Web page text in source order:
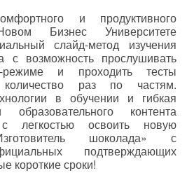
и продуктивного
Бизнес Университете
слайд-метод изучения
с возможность прослушивать
и проходить тесты
количество раз по частям.
в обучении и гибкая
контента
легкостью освоить новую
шоколада» с
подтверждающих
короткие сроки!